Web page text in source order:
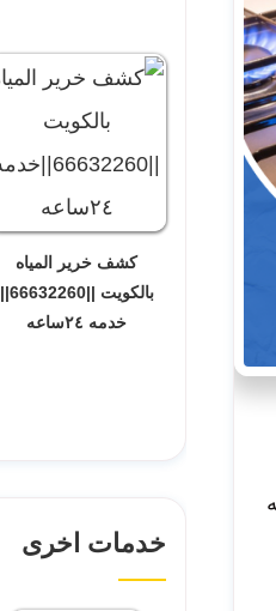
كشف خرير المياه
بالكويت ||66632260||
خدمه ٢٤ساعه
خدمات اخرى